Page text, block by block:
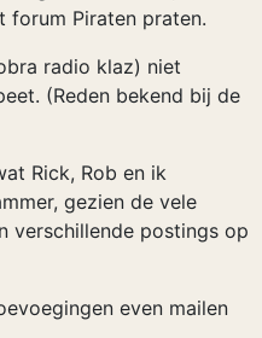
forum Piraten praten.
radio klaz) niet
(Reden bekend bij de
Rick, Rob en ik
gezien de vele
verschillende postings op
even mailen